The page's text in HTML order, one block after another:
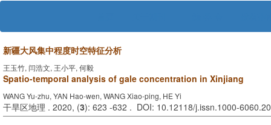
新疆大风集中程度时空特征分析
王玉竹, 闫浩文, 王小平, 何毅
Spatio-temporal analysis of gale concentration in Xinjiang
WANG Yu-zhu, YAN Hao-wen, WANG Xiao-ping, HE Yi
干旱区地理 . 2020, (3): 623 -632 . DOI: 10.12118/j.issn.1000-